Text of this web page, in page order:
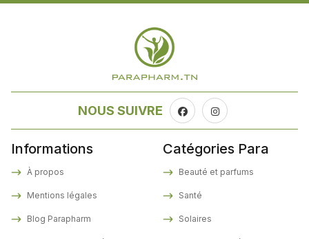
NOUS SUIVRE
Informations
À propos
Mentions légales
Blog Parapharm
Catégories Para
Beauté et parfums
Santé
Solaires